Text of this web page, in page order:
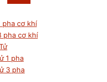
pha cơ khí
pha cơ khí
1 pha
3 pha